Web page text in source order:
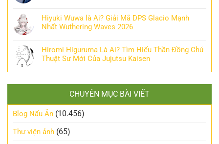
Hiyuki Wuwa là Ai? Giải Mã DPS Glacio Mạnh
Nhất Wuthering Waves 2026
Hiromi Higuruma Là Ai? Tìm Hiểu Thần Đồng Chú
Thuật Sư Mới Của Jujutsu Kaisen
CHUYÊN MỤC BÀI VIẾT
Blog Nấu Ăn (10.456)
Thư viện ảnh (65)